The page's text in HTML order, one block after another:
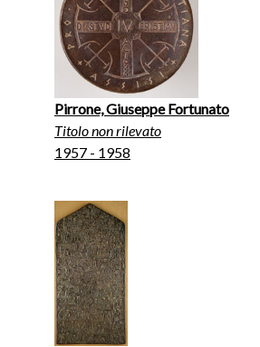
Pirrone, Giuseppe Fortunato
Titolo non rilevato
1957 - 1958